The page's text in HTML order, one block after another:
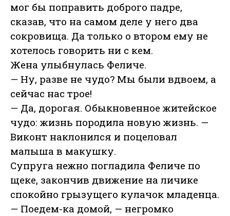
мог бы поправить доброго падре,
сказав, что на самом деле у него два
сокровища. Да только о втором ему не
хотелось говорить ни с кем.
Жена улыбнулась Феличе.
— Ну, разве не чудо? Мы были вдвоем, а
сейчас нас трое!
— Да, дорогая. Обыкновенное житейское
чудо: жизнь породила новую жизнь. —
Виконт наклонился и поцеловал
малыша в макушку.
Супруга нежно погладила Феличе по
щеке, закончив движение на личике
спокойно грызущего кулачок младенца.
— Поедем-ка домой, — негромко